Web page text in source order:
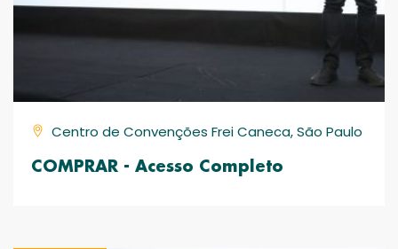
Centro de Convenções Frei Caneca, São Paulo
COMPRAR - Acesso Completo